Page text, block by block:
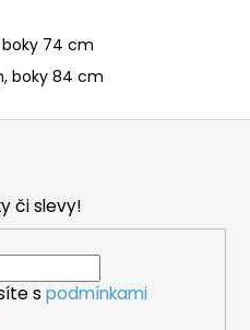
74 cm
boky 84 cm
či slevy!
s podmínkami